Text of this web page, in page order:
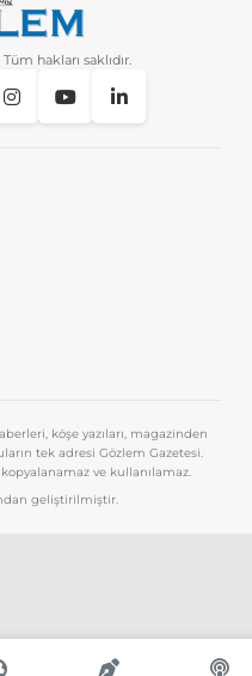
hakları saklıdır.
köşe yazıları, magazinden
tek adresi Gözlem Gazetesi.
ve kullanılamaz.
geliştirilmiştir.